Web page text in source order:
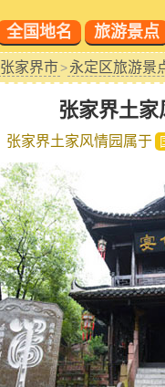
全国地名 旅游景点
张家界市>永定区旅游景
张家界土家
张家界土家风情园属于